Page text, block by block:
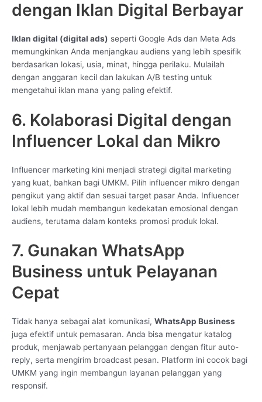
dengan Iklan Digital Berbayar
Iklan digital (digital ads) seperti Google Ads dan Meta Ads
memungkinkan Anda menjangkau audiens yang lebih spesifik
berdasarkan lokasi, usia, minat, hingga perilaku. Mulailah
dengan anggaran kecil dan lakukan A/B testing untuk
mengetahui iklan mana yang paling efektif.
6. Kolaborasi Digital dengan
Influencer Lokal dan Mikro
Influencer marketing kini menjadi strategi digital marketing
yang kuat, bahkan bagi UMKM. Pilih influencer mikro dengan
pengikut yang aktif dan sesuai target pasar Anda. Influencer
lokal lebih mudah membangun kedekatan emosional dengan
audiens, terutama dalam konteks promosi produk lokal.
7. Gunakan WhatsApp
Business untuk Pelayanan
Cepat
Tidak hanya sebagai alat komunikasi, WhatsApp Business
juga efektif untuk pemasaran. Anda bisa mengatur katalog
produk, menjawab pertanyaan pelanggan dengan fitur auto-
reply, serta mengirim broadcast pesan. Platform ini cocok bagi
UMKM yang ingin membangun layanan pelanggan yang
responsif.